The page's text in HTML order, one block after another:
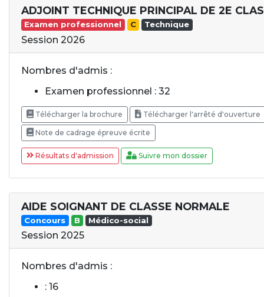
ADJOINT TECHNIQUE PRINCIPAL DE 2E
Examen professionnel C Technique
Session 2026
Nombres d'admis :
Examen professionnel : 32
Télécharger la brochure Télécharger l'arrêté d'ouverture
Note de cadrage épreuve écrite
Résultats d'admission Suivre mon dossier
AIDE SOIGNANT DE CLASSE NORMALE
Concours B Médico-social
Session 2025
Nombres d'admis :
: 16